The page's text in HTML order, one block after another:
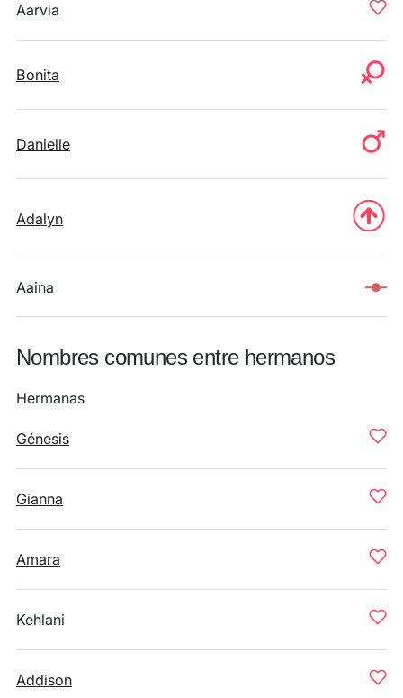
Aarvia
Bonita
Danielle
Adalyn
Aaina
Nombres comunes entre hermanos
Hermanas
Génesis
Gianna
Amara
Kehlani
Addison